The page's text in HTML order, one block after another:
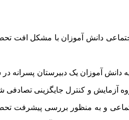
دانش آموزان با مشکل افت
دانش آموزان یک دبیرستان پسرانه
در دو گروه آزمایش و کنترل جایگزینی تصادفی
و به منظور بررسی پیشرفت